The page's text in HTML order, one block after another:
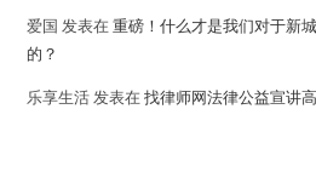
爱国 发表在重磅！什么才是我们对于新
的？
乐享生活发表在找律师网法律公益宣讲